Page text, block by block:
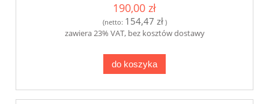
190,00 zł
(netto: 154,47 zł)
zawiera 23% VAT, bez kosztów dostawy
do koszyka